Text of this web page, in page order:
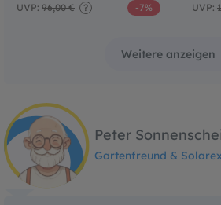
UVP: 96,00 € ? -7% UVP:
Peter
Gartenfreund &